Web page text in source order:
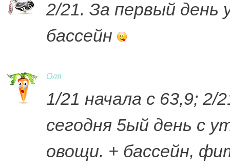
2/21. За первый день
бассейн
Оля
1/21 начала с 63,9; 2/
сегодня 5ый день с
овощи. + бассейн,